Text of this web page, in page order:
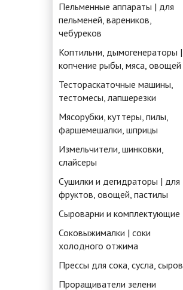
Пельменные аппараты | для
пельменей, вареников,
чебуреков
Коптильни, дымогенераторы |
копчение рыбы, мяса, овощей
Тестораскаточные машины,
тестомесы, лапшерезки
Мясорубки, куттеры, пилы,
фаршемешалки, шприцы
Измельчители, шинковки,
слайсеры
Сушилки и дегидраторы | для
фруктов, овощей, пастилы
Сыроварни и комплектующие
Соковыжималки | соки
холодного отжима
Прессы для сока, сусла, сыров
Проращиватели зелени